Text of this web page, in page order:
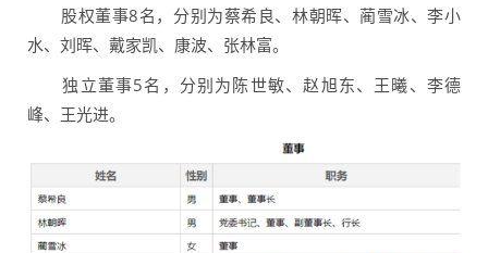
股权董事8名，分别为蔡希良、林朝晖、蔺雪冰、李小
水、刘晖、戴家凯、康波、张林富。
独立董事5名，分别为陈世敏、赵旭东、王曦、李德
峰、王光进。